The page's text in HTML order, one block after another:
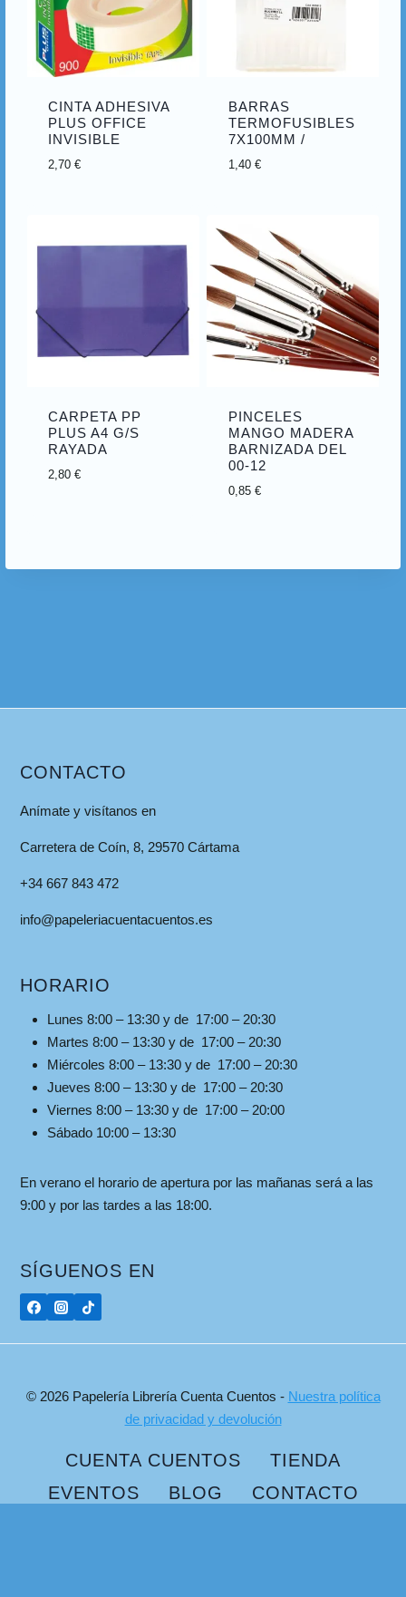
CINTA ADHESIVA
PLUS OFFICE
INVISIBLE
2,70€
BARRAS
TERMOFUSIBLES
7X100MM /
1,40 €
CARPETA PP
PLUS A4 G/S
RAYADA
2,80€
PINCELES
MANGO MADERA
BARNIZADA DEL
00-12
0,85 €
CONTACTO
Anímate y visítanos en
Carretera de Coín, 8, 29570 Cártama
+34 667 843 472
info@papeleriacuentacuentos.es
HORARIO
Lunes 8:00 – 13:30 y de 17:00 – 20:30
Martes 8:00 – 13:30 y de 17:00 – 20:30
Miércoles 8:00 – 13:30 y de 17:00 – 20:30
Jueves 8:00 – 13:30 y de 17:00 – 20:30
Viernes 8:00 – 13:30 y de 17:00 – 20:00
Sábado 10:00 – 13:30
En verano el horario de apertura por las mañanas será a las
9:00 y por las tardes a las 18:00.
SÍGUENOS EN
© 2026 Papelería Librería Cuenta Cuentos - Nuestra política
de privacidad y devolución
CUENTA CUENTOS
TIENDA
EVENTOS
BLOG CONTACTO